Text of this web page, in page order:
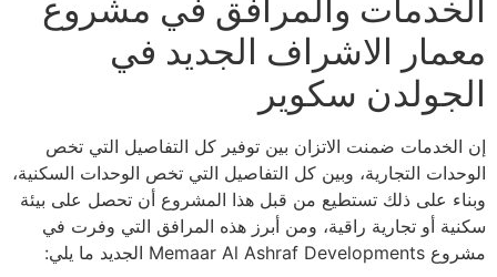
الخدمات والمرافق في مشروع
معمار الاشراف الجديد في
الجولدن سكوير
إن الخدمات ضمنت الاتزان بين توفير كل التفاصيل التي تخص
الوحدات التجارية، وبين كل التفاصيل التي تخص الوحدات السكنية،
وبناء على ذلك تستطيع من قبل هذا المشروع أن تحصل على بيئة
سكنية أو تجارية راقية، ومن أبرز هذه المرافق التي وفرت في
مشروع Memaar Al Ashraf Developments الجديد ما يلي: